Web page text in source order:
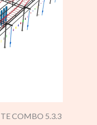
COMBO 5.3.3